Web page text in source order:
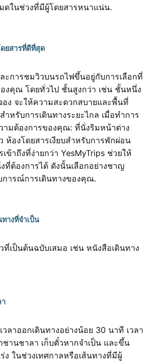
ดในช่วงที่มีผู้โดยสารหนาแน่น.
ยสารที่ดีที่สุด
ะการชมวิวบนรถไฟขึ้นอยู่กับการเลือกที่
งคุณ โดยทั่วไป ชั้นสูงกว่า เช่น ชั้นหนึ่ง
ง จะให้ความสะดวกสบายและพื้นที่
ำหรับการเดินทางระยะไกล เมื่อทำการ
ามต้องการของคุณ: ที่นั่งริมหน้าต่าง
ห้องโดยสารเงียบสำหรับการพักผ่อน
เข้าถึงที่ง่ายกว่า YesMyTrips ช่วยให้
ที่ต้องการได้ ดังนั้นเลือกอย่างชาญ
การณ์การเดินทางของคุณ.
างที่จำเป็น
ที่เป็นต้นฉบับเสมอ เช่น หนังสือเดินทาง
า
ลาออกเดินทางอย่างน้อย 30 นาที เวลา
านชาลา เก็บตั๋วหากจำเป็น และขึ้น
ง ในช่วงเทศกาลหรือเส้นทางที่มีผู้